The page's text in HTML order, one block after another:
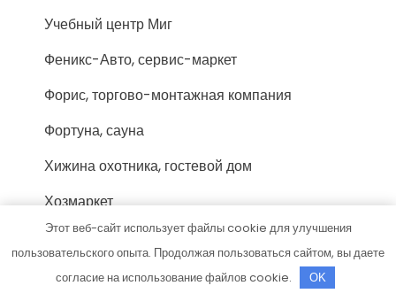
Учебный центр Миг
Феникс-Авто, сервис-маркет
Форис, торгово-монтажная компания
Фортуна, сауна
Хижина охотника, гостевой дом
Хозмаркет
Хоттабыч, сауна
Цезарь, сауна
Этот веб-сайт использует файлы cookie для улучшения
пользовательского опыта. Продолжая пользоваться сайтом, вы даете
согласие на использование файлов cookie.
OK